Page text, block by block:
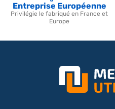
Entreprise Européenne
Privilégie le fabriqué en France et
Europe